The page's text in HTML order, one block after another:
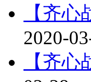
【齐
2020-
【齐